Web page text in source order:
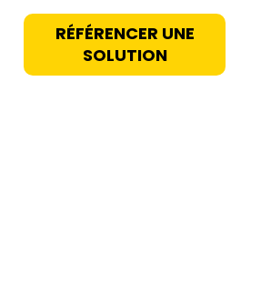
RÉFÉRENCER UNE
SOLUTION